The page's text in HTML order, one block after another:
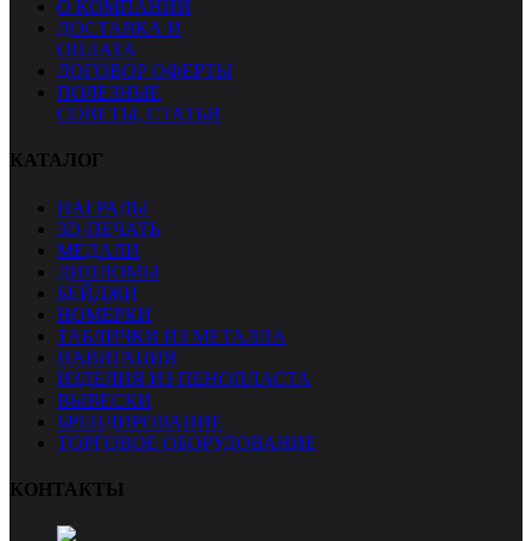
О КОМПАНИИ
ДОСТАВКА И
ОПЛАТА
ДОГОВОР ОФЕРТЫ
ПОЛЕЗНЫЕ
СОВЕТЫ, СТАТЬИ
КАТАЛОГ
НАГРАДЫ
3D-ПЕЧАТЬ
МЕДАЛИ
ДИПЛОМЫ
БЕЙДЖИ
НОМЕРКИ
ТАБЛИЧКИ ИЗ МЕТАЛЛА
НАВИГАЦИЯ
ИЗДЕЛИЯ ИЗ ПЕНОПЛАСТА
ВЫВЕСКИ
БРЕНДИРОВАНИЕ
ТОРГОВОЕ ОБОРУДОВАНИЕ
КОНТАКТЫ